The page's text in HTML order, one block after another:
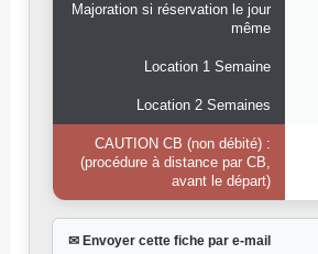
Majoration si réservation le jour
même
Location 1 Semaine
Location 2 Semaines
CAUTION CB (non débité) :
(procédure à distance par CB,
avant le départ)
✉ Envoyer cette fiche par e-mail